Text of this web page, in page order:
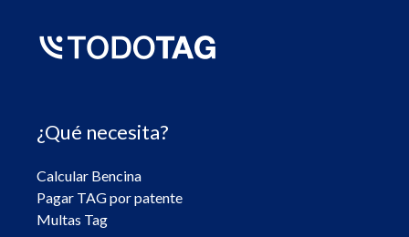
¿Qué necesita?
Calcular Bencina
Pagar TAG por patente
Multas Tag